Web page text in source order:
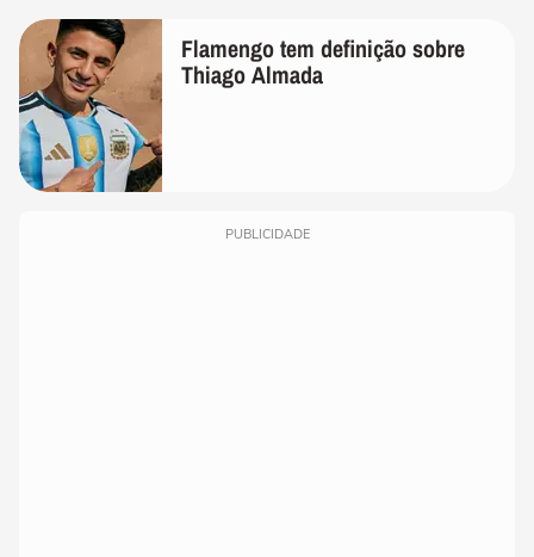
Flamengo tem definição sobre
Thiago Almada
PUBLICIDADE